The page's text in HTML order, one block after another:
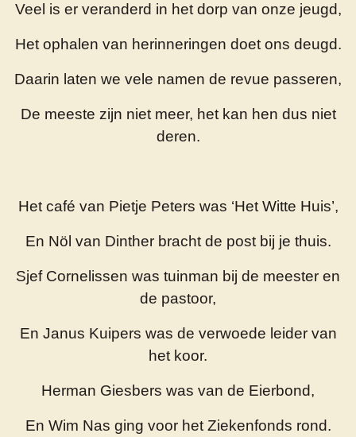
Veel is er veranderd in het dorp van onze jeugd,
Het ophalen van herinneringen doet ons deugd.
Daarin laten we vele namen de revue passeren,
De meeste zijn niet meer, het kan hen dus niet
deren.
Het café van Pietje Peters was ‘Het Witte Huis’,
En Nöl van Dinther bracht de post bij je thuis.
Sjef Cornelissen was tuinman bij de meester en
de pastoor,
En Janus Kuipers was de verwoede leider van
het koor.
Herman Giesbers was van de Eierbond,
En Wim Nas ging voor het Ziekenfonds rond.